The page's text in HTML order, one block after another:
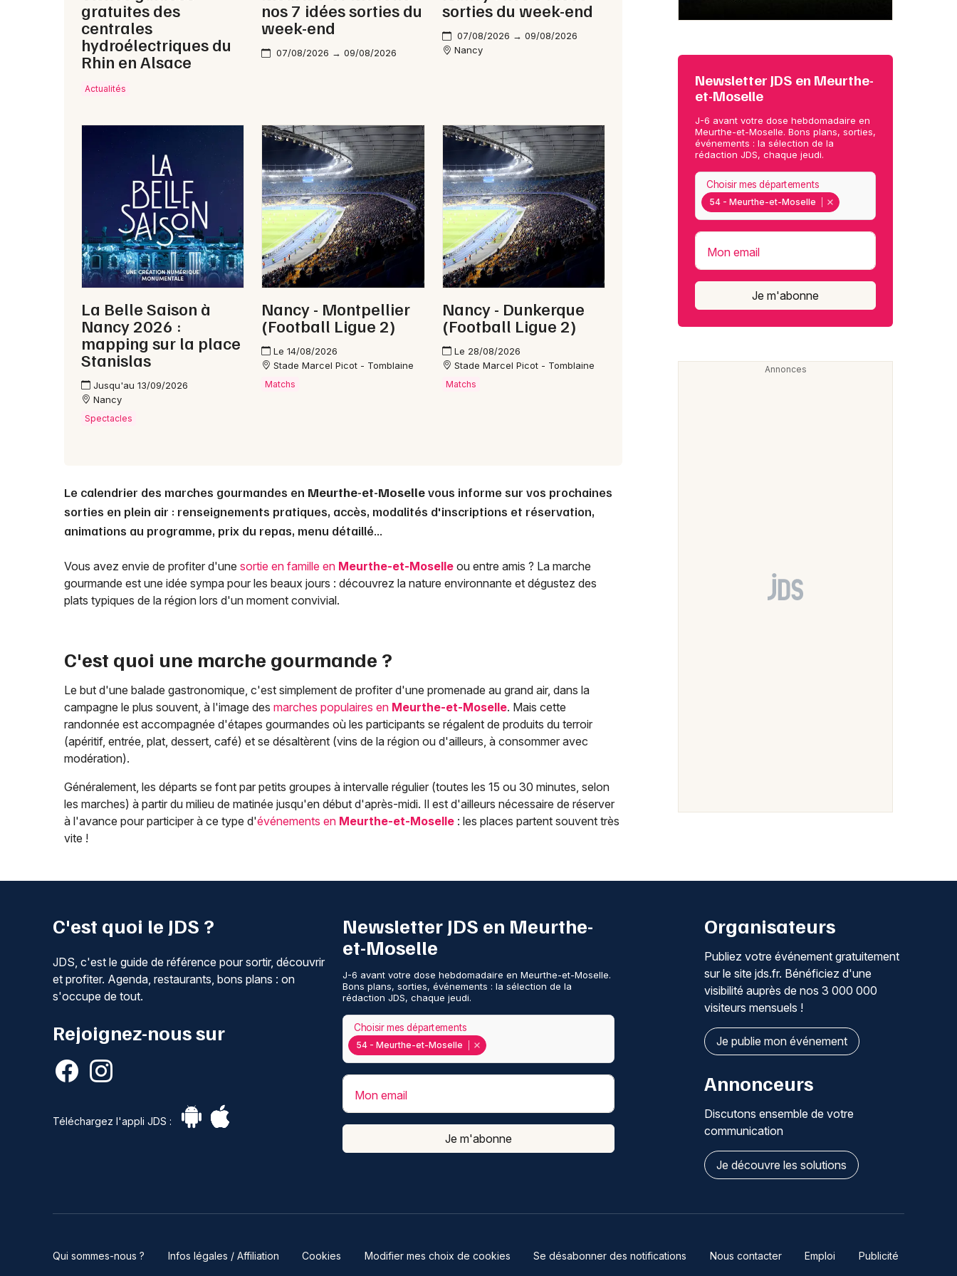
Newsletter des sorties
Magazine en Meurthe-et-Moselle
Choisir mes départements
gratuites des
centrales
hydroélectriques du
Rhin en Alsace
Actualités
nos 7 idées sorties du
week-end
07/08/2026 → 09/08/2026
sorties du week-end
07/08/2026 → 09/08/2026
Nancy
La Belle Saison à
Nancy 2026 :
mapping sur la place
Stanislas
Jusqu'au 13/09/2026
Nancy
Spectacles
Nancy - Montpellier
(Football Ligue 2)
Le 14/08/2026
Stade Marcel Picot - Tomblaine
Matchs
Nancy - Dunkerque
(Football Ligue 2)
Le 28/08/2026
Stade Marcel Picot - Tomblaine
Matchs
Le calendrier des marches gourmandes en Meurthe-et-Mosellevous informe sur vos prochaines
sorties en plein air : renseignements pratiques, accès, modalités d'inscriptions et réservation,
animations au programme, prix du repas, menu détaillé...
Vous avez envie de profiter d'une sortie en famille en Meurthe-et-Moselle ou entre amis ? La marche
gourmande est une idée sympa pour les beaux jours : découvrez la nature environnante et dégustez des
plats typiques de la région lors d'un moment convivial.
C'est quoi une marche gourmande ?
Le but d'une balade gastronomique, c'est simplement de profiter d'une promenade au grand air, dans la
campagne le plus souvent, à l'image des marches populaires en Meurthe-et-Moselle. Mais cette
randonnée est accompagnée d'étapes gourmandes où les participants se régalent de produits du terroir
(apéritif, entrée, plat, dessert, café) et se désaltèrent (vins de la région ou d'ailleurs, à consommer avec
modération).
Généralement, les départs se font par petits groupes à intervalle régulier (toutes les 15 ou 30 minutes, selon
les marches) à partir du milieu de matinée jusqu'en début d'après-midi. Il est d'ailleurs nécessaire de réserver
à l'avance pour participer à ce type d'événements en Meurthe-et-Moselle : les places partent souvent très
vite !
Newsletter JDS en Meurthe-
et-Moselle
J-6 avant votre dose hebdomadaire en
Meurthe-et-Moselle. Bons plans, sorties,
événements : la sélection de la
rédaction JDS, chaque jeudi.
54 - Meurthe-et-Moselle
Choisir mes départements
Mon email
Je m'abonne
C'est quoi le JDS ?
JDS, c'est le guide de référence pour sortir, découvrir
et profiter. Agenda, restaurants, bons plans : on
s'occupe de tout.
Rejoignez-nous sur
Téléchargez l'appli JDS :
Newsletter JDS en Meurthe-
et-Moselle
J-6 avant votre dose hebdomadaire en Meurthe-et-Moselle.
Bons plans, sorties, événements : la sélection de la
rédaction JDS, chaque jeudi.
54 - Meurthe-et-Moselle
Choisir mes départements
Mon email
Je m'abonne
Organisateurs
Publiez votre événement gratuitement
sur le site jds.fr. Bénéficiez d'une
visibilité auprès de nos 3 000 000
visiteurs mensuels !
Je publie mon événement
Annonceurs
Discutons ensemble de votre
communication
Je découvre les solutions
Qui sommes-nous ? Infos légales / Affiliation Cookies Modifier mes choix de cookies Se désabonner des notifications Nous contacter Emploi Publicité